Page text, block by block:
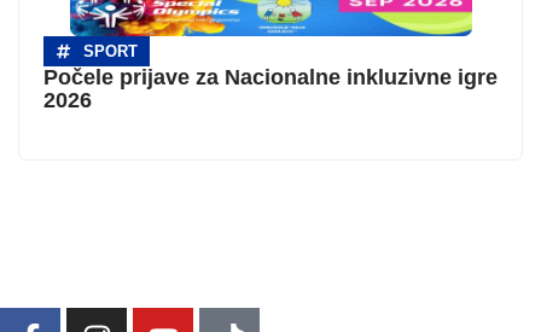
SPORT
Počele prijave za Nacionalne inkluzivne igre
2026